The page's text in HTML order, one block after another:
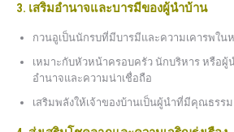
3. เสริมอำนาจและบารมีของผู้นำบ้าน
กวนอูเป็นนักรบที่มีบารมีและความเคารพใน
เหมาะกับหัวหน้าครอบครัว นักบริหาร หรือผู้
อำนาจและความน่าเชื่อถือ
เสริมพลังให้เจ้าของบ้านเป็นผู้นำที่มีคุณธรรม